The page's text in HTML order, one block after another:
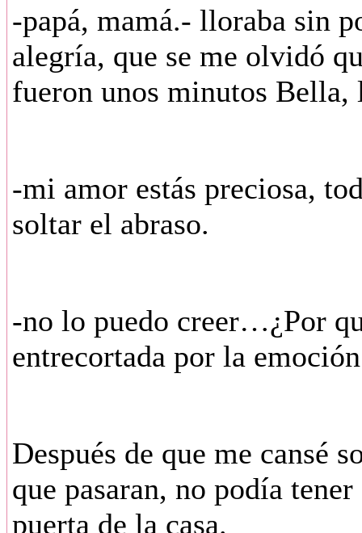
-papá, mamá.- lloraba sin
alegría, que se me olvidó
fueron unos minutos Bella,
-mi amor estás preciosa,
soltar el abraso.
-no lo puedo creer…¿Por
entrecortada por la
Después de que me cansé
que pasaran, no podía
puerta de la casa.